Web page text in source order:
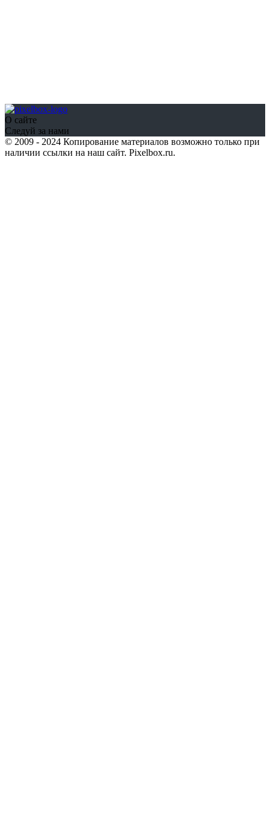
О сайте
Следуй за нами
© 2009 - 2024 Копирование материалов возможно только при
наличии ссылки на наш сайт. Pixelbox.ru.